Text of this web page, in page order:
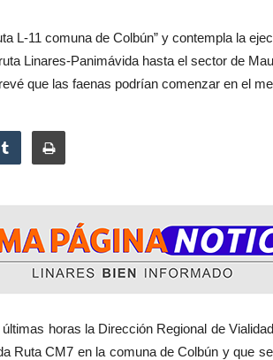
L-11 comuna de Colbún” y contempla la
Linares-Panimávida hasta el sector de
que las faenas podrían comenzar en el
Regional de Vialidad
Ruta CM7 en la comuna de Colbún y que